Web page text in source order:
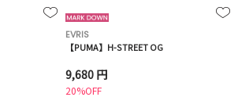
EVRIS
【PUMA】H-STREET OG
9,680 円
20%OFF